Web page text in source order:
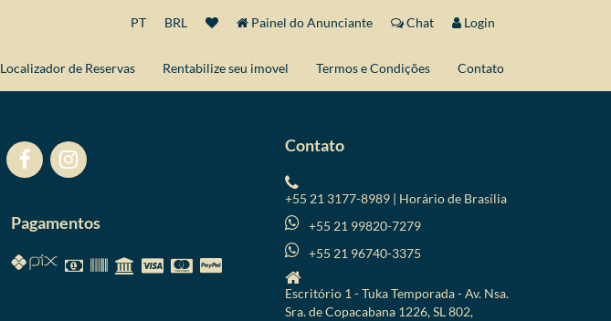
PT BRL Painel do Anunciante Chat Login
Localizador de Reservas Rentabilize seu imovel Termos e Condições Contato
Pagamentos
Contato
+55 21 3177-8989 | Horário de Brasília
+55 21 99820-7279
+55 21 96740-3375
Escritório 1 - Tuka Temporada - Av. Nsa.
Sra. de Copacabana 1226, SL 802,